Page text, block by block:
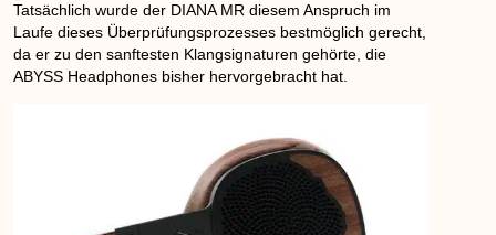
Tatsächlich wurde der DIANA MR diesem Anspruch im
Laufe dieses Überprüfungsprozesses bestmöglich gerecht,
da er zu den sanftesten Klangsignaturen gehörte, die
ABYSS Headphones bisher hervorgebracht hat.